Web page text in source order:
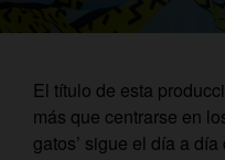
El título de esta
más que centrarse en
gatos’ sigue el día a